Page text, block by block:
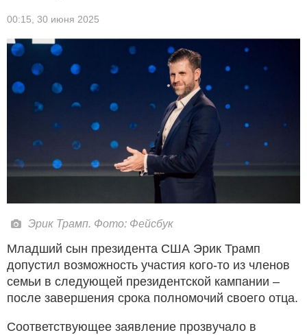
00:15, 30 июня 2025
Эрик Трамп. Фото: Фейсбук
Младший сын президента США Эрик Трамп
допустил возможность участия кого-то из членов
семьи в следующей президентской кампании –
после завершения срока полномочий своего отца.
Соответствующее заявление прозвучало в